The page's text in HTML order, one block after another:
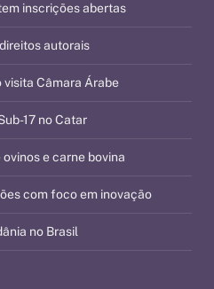
inscrições abertas
autorais
Câmara Árabe
17 no Catar
e carne bovina
com foco em inovação
no Brasil